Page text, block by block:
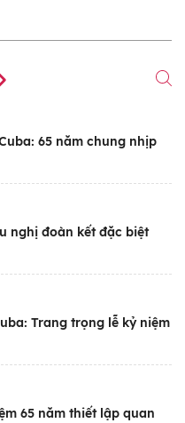
65 năm chung nhịp
nghị đoàn kết đặc biệt
Trang trọng lễ kỷ niệm
65 năm thiết lập quan